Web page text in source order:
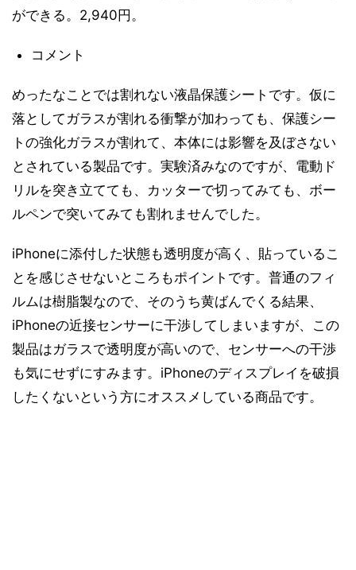
ができる。2,940円。
コメント
めったなことでは割れない液晶保護シートです。仮に
落としてガラスが割れる衝撃が加わっても、保護シー
トの強化ガラスが割れて、本体には影響を及ぼさない
とされている製品です。実験済みなのですが、電動ド
リルを突き立てても、カッターで切ってみても、ボー
ルペンで突いてみても割れませんでした。
iPhoneに添付した状態も透明度が高く、貼っているこ
とを感じさせないところもポイントです。普通のフィ
ルムは樹脂製なので、そのうち黄ばんでくる結果、
iPhoneの近接センサーに干渉してしまいますが、この
製品はガラスで透明度が高いので、センサーへの干渉
も気にせずにすみます。iPhoneのディスプレイを破損
したくないという方にオススメしている商品です。